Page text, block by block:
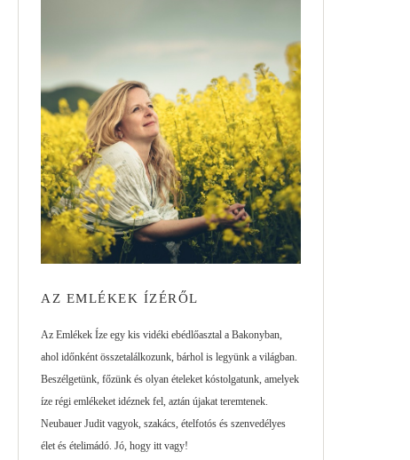
AZ EMLÉKEK ÍZÉRŐL
Az Emlékek Íze egy kis vidéki ebédlőasztal a Bakonyban,
ahol időnként összetalálkozunk, bárhol is legyünk a világban.
Beszélgetünk, főzünk és olyan ételeket kóstolgatunk, amelyek
íze régi emlékeket idéznek fel, aztán újakat teremtenek.
Neubauer Judit vagyok, szakács, ételfotós és szenvedélyes
élet és ételimádó. Jó, hogy itt vagy!